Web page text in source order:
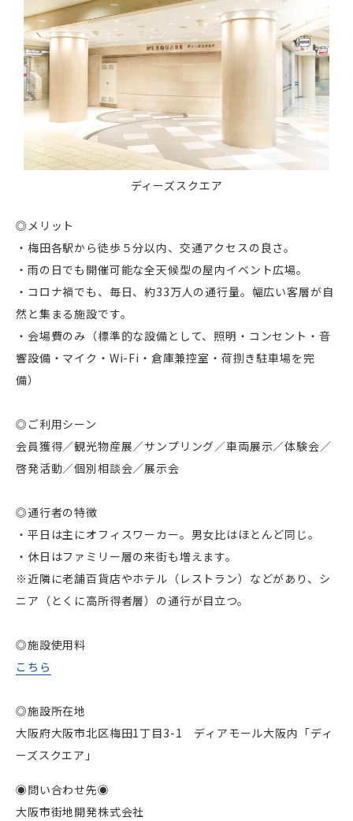
ディーズスクエア
◎メリット
・梅田各駅から徒歩５分以内、交通アクセスの良さ。
・雨の日でも開催可能な全天候型の屋内イベント広場。
・コロナ禍でも、毎日、約33万人の通行量。幅広い客層が自
然と集まる施設です。
・会場費のみ（標準的な設備として、照明・コンセント・音
響設備・マイク・Wi-Fi・倉庫兼控室・荷捌き駐車場を完
備）
◎ご利用シーン
会員獲得／観光物産展／サンプリング／車両展示／体験会／
啓発活動／個別相談会／展示会
◎通行者の特徴
・平日は主にオフィスワーカー。男女比はほとんど同じ。
・休日はファミリー層の来街も増えます。
※近隣に老舗百貨店やホテル（レストラン）などがあり、シ
ニア（とくに高所得者層）の通行が目立つ。
◎施設使用料
こちら
◎施設所在地
大阪府大阪市北区梅田1丁目3-1 ディアモール大阪内「ディ
ーズスクエア」
◉問い合わせ先◉
大阪市街地開発株式会社